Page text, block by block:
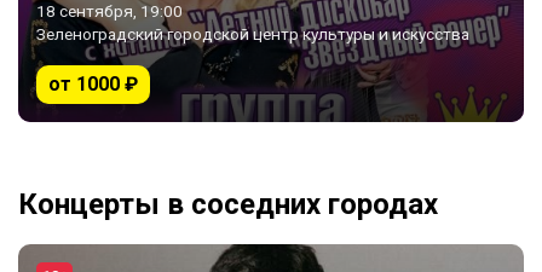
18 сентября, 19:00
Зеленоградский городской центр культуры и искусства
от 1000 ₽
Концерты в соседних городах